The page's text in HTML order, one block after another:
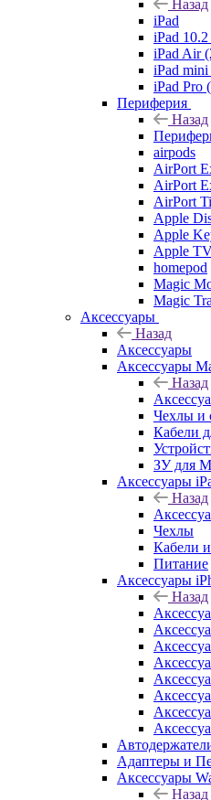
Назад
iPad
iPad
iPad Air
iPad mini
iPad Pro
Периферия
Назад
airpods
AirPort
AirPort
AirPort
Apple
Apple
Apple
homepod
Magic
Magic
Аксессуары
Назад
Аксессуары
Аксессуары
Назад
Чехлы и
Кабели
ЗУ для
Аксессуары
Назад
Чехлы
Кабели
Питание
Аксессуары
Назад
Адаптеры и
Аксессуары
Назад